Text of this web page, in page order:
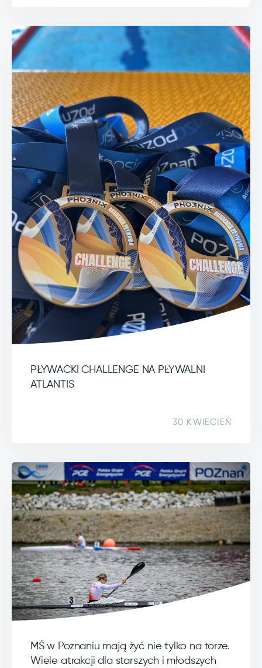
PŁYWACKI CHALLENGE NA PŁYWALNI
ATLANTIS
30 KWIECIEŃ
MŚ w Poznaniu mają żyć nie tylko na torze.
Wiele atrakcji dla starszych i młodszych